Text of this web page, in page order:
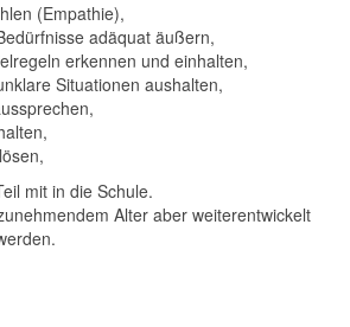
(Empathie),
adäquat äußern,
erkennen und einhalten,
Situationen aushalten,
mit in die Schule.
Alter aber weiterentwickelt